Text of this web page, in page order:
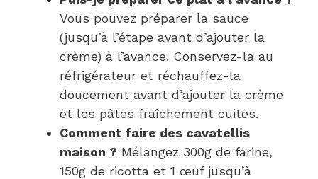
Vous pouvez préparer la sauce
(jusqu’à l’étape avant d’ajouter la
crème) à l’avance. Conservez-la au
réfrigérateur et réchauffez-la
doucement avant d’ajouter la crème
et les pâtes fraîchement cuites.
Comment faire des cavatellis
maison ? Mélangez 300g de farine,
150g de ricotta et 1 œuf jusqu’à